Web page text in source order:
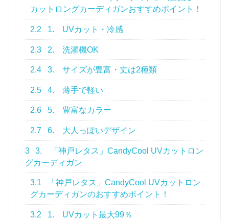
カットロングカーディガンおすすめポイント！
2.2 1. UVカット・冷感
2.3 2. 洗濯機OK
2.4 3. サイズが豊富・丈は2種類
2.5 4. 薄手で軽い
2.6 5. 豊富なカラー
2.7 6. 大人っぽいデザイン
3
3. 「神戸レタス」CandyCool UVカットロン
グカーディガン
3.1
「神戸レタス」CandyCool UVカットロン
グカーディガンのおすすめポイント！
3.2 1. UVカット最大99％